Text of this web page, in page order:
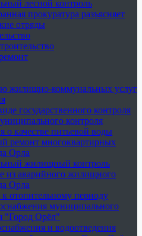
лесной контроль
прокуратура разъясняет
отряды
жилищно-коммунальных услуг
государственного контроля
контроля
о качестве питьевой воды
ремонт многоквартирных
Орла
жилищный контроль
из аварийного жилищного
Орла
отопительному периоду
муниципального
"Город Орёл"
и водоотведения